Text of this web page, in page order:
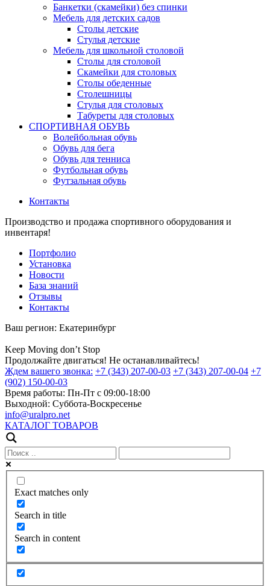
Банкетки (скамейки) без спинки
Мебель для детских садов
Столы детские
Стулья детские
Мебель для школьной столовой
Столы для столовой
Скамейки для столовых
Столы обеденные
Столешницы
Стулья для столовых
Табуреты для столовых
СПОРТИВНАЯ ОБУВЬ
Волейбольная обувь
Обувь для бега
Обувь для тенниса
Футбольная обувь
Футзальная обувь
Контакты
Производство и продажа спортивного оборудования и
инвентаря!
Портфолио
Установка
Новости
База знаний
Отзывы
Контакты
Ваш регион: Екатеринбург
Keep Moving don’t Stop
Продолжайте двигаться! Не останавливайтесь!
Ждем вашего звонка: +7 (343) 207-00-03 +7 (343) 207-00-04 +7
(902) 150-00-03
Время работы: Пн-Пт с 09:00-18:00
Выходной: Суббота-Воскресенье
info@uralpro.net
КАТАЛОГ ТОВАРОВ
Exact matches only
Search in title
Search in content